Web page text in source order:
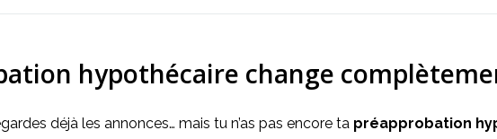
hypothécaire change
déjà les annonces… mais tu n’as pas encore ta préapprobation